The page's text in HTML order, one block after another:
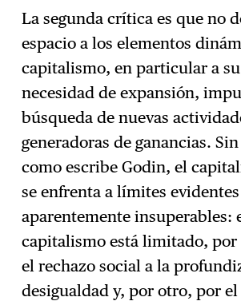
La segunda crítica es que no
espacio a los elementos
capitalismo, en particular a
necesidad de expansión,
búsqueda de nuevas
generadoras de ganancias.
como escribe Godin, el
se enfrenta a límites
aparentemente insuperables:
capitalismo está limitado,
el rechazo social a la
desigualdad y, por otro, por el